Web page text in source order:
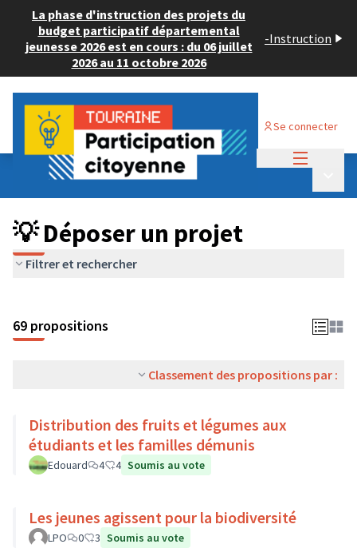
La phase d'instruction des projets du
budget participatif départemental
jeunesse 2026 est en cours : du 06 juillet
2026 au 11 octobre 2026
-Instruction
Se connecter
Budget Participatif ADULTE 2024
💡 Déposer un projet
💡 Déposer un projet
Filtrer et rechercher
69 propositions
Classement des propositions par :
Distribution des fruits et légumes aux
étudiants et les familles démunis
Edouard 4 4 Soumis au vote
Les jeunes agissent pour la biodiversité
LPO 0 3 Soumis au vote